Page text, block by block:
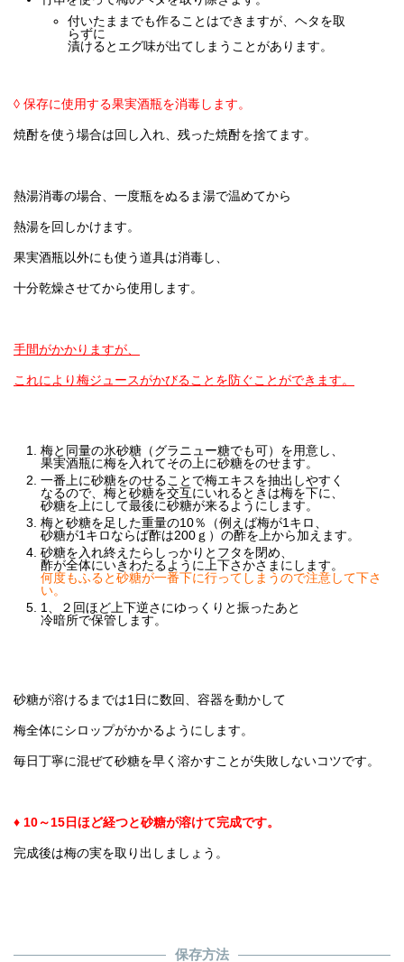
付いたままでも作ることはできますが、ヘタを取
らずに
漬けるとエグ味が出てしまうことがあります。
◊ 保存に使用する果実酒瓶を消毒します。
焼酎を使う場合は回し入れ、残った焼酎を捨てます。
熱湯消毒の場合、一度瓶をぬるま湯で温めてから
熱湯を回しかけます。
果実酒瓶以外にも使う道具は消毒し、
十分乾燥させてから使用します。
手間がかかりますが、
これにより梅ジュースがかびることを防ぐことができます。
梅と同量の氷砂糖（グラニュー糖でも可）を用意し、
果実酒瓶に梅を入れてその上に砂糖をのせます。
一番上に砂糖をのせることで梅エキスを抽出しやすく
なるので、梅と砂糖を交互にいれるときは梅を下に、
砂糖を上にして最後に砂糖が来るようにします。
梅と砂糖を足した重量の10％（例えば梅が1キロ、
砂糖が1キロならば酢は200ｇ）の酢を上から加えます。
砂糖を入れ終えたらしっかりとフタを閉め、
酢が全体にいきわたるように上下さかさまにします。
何度もふると砂糖が一番下に行ってしまうので注意して下さ
い。
1、２回ほど上下逆さにゆっくりと振ったあと
冷暗所で保管します。
砂糖が溶けるまでは1日に数回、容器を動かして
梅全体にシロップがかかるようにします。
毎日丁寧に混ぜて砂糖を早く溶かすことが失敗しないコツです。
♦ 10～15日ほど経つと砂糖が溶けて完成です。
完成後は梅の実を取り出しましょう。
保存方法